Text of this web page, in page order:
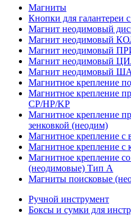
Магниты
Кнопки для галантереи
Магнит неодимовый
Магнит неодимовый
Магнит неодимовый
Магнит неодимовый
Магнит неодимовый
Магнитное крепление
Магнитное крепление
CP/HP/KP
Магнитное крепление
зенковкой (неодим)
Магнитное крепление
Магнитное крепление
Магнитное крепление
(неодимовые) Тип А
Магниты поисковые
Ручной инструмент
Боксы и сумки для